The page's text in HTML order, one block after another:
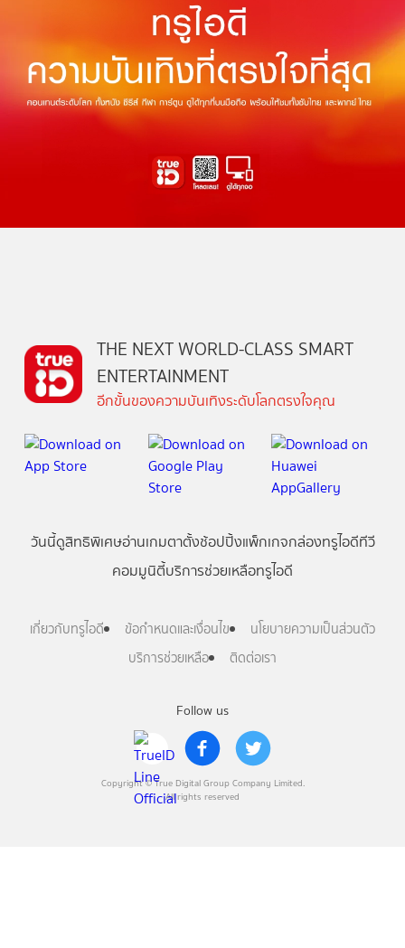
Follow us
Copyright © True Digital Group Company Limited.
All rights reserved
THE NEXT WORLD-CLASS SMART
ENTERTAINMENT
อีกขั้นของความบันเทิงระดับโลกตรงใจคุณ
วันนี้ดูสิทธิพิเศษอ่านเกมตาตั้งช้อปปิ้งแพ็กเกจกล่องทรูไอดีทีวี
คอมมูนิตี้บริการช่วยเหลือทรูไอดี
เกี่ยวกับทรูไอดี ข้อกำหนดและเงื่อนไข
นโยบายความเป็นส่วนตัว
บริการช่วยเหลือ
ติดต่อเรา